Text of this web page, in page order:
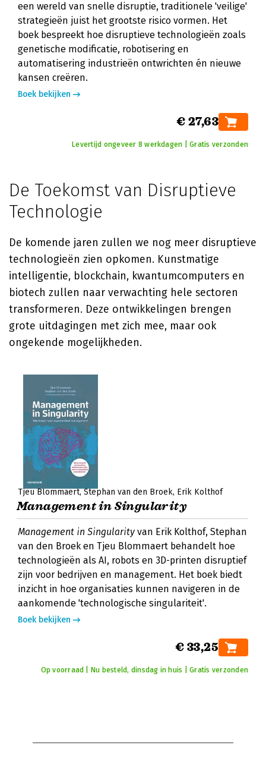
een wereld van snelle disruptie, traditionele 'veilige'
strategieën juist het grootste risico vormen. Het
boek bespreekt hoe disruptieve technologieën zoals
genetische modificatie, robotisering en
automatisering industrieën ontwrichten én nieuwe
kansen creëren.
Boek bekijken
€ 27,63
Levertijd ongeveer 8 werkdagen | Gratis verzonden
De Toekomst van Disruptieve
Technologie
De komende jaren zullen we nog meer disruptieve
technologieën zien opkomen. Kunstmatige
intelligentie, blockchain, kwantumcomputers en
biotech zullen naar verwachting hele sectoren
transformeren. Deze ontwikkelingen brengen
grote uitdagingen met zich mee, maar ook
ongekende mogelijkheden.
Tjeu Blommaert Stephan van den Broek Erik Kolthof
Management in Singularity
Management in Singularity van Erik Kolthof, Stephan
van den Broek en Tjeu Blommaert behandelt hoe
technologieën als AI, robots en 3D-printen disruptief
zijn voor bedrijven en management. Het boek biedt
inzicht in hoe organisaties kunnen navigeren in de
aankomende 'technologische singulariteit'.
Boek bekijken
€ 33,25
Op voorraad | Nu besteld, dinsdag in huis | Gratis verzonden